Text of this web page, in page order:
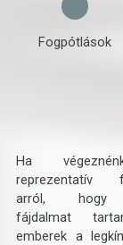
Fogpótlások
Ha
reprezentatív
arról, hogy
fájdalmat
emberek a